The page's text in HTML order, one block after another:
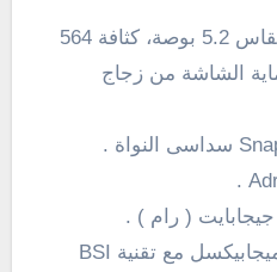
5.2 بوصة، كثافة 564
الشاشة من زجاج
.
كاميرا فى الخلف بدقة 20 ميجابيكسل مع تقنية BSI